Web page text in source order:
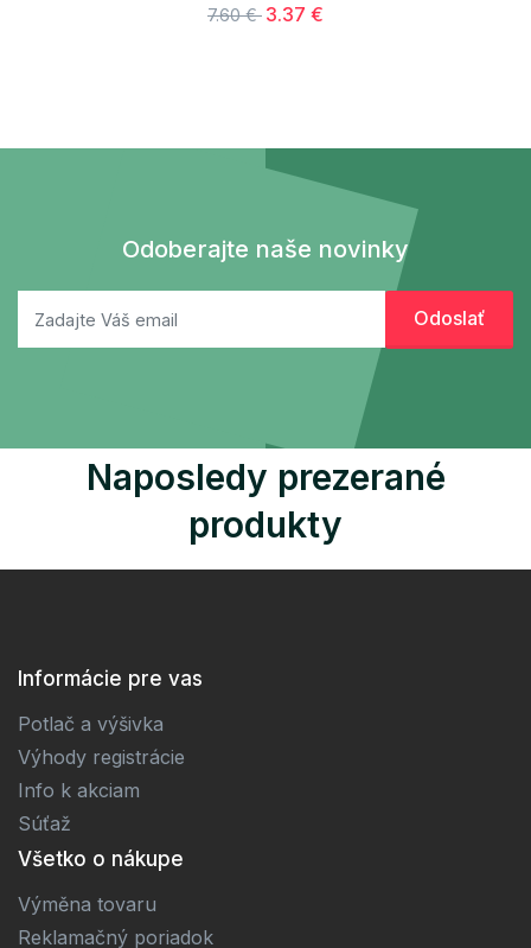
7.60 € 3.37 €
Odoberajte naše novinky
Naposledy prezerané
produkty
Informácie pre vas
Potlač a výšivka
Výhody registrácie
Info k akciam
Súťaž
Všetko o nákupe
Výměna tovaru
Reklamačný poriadok